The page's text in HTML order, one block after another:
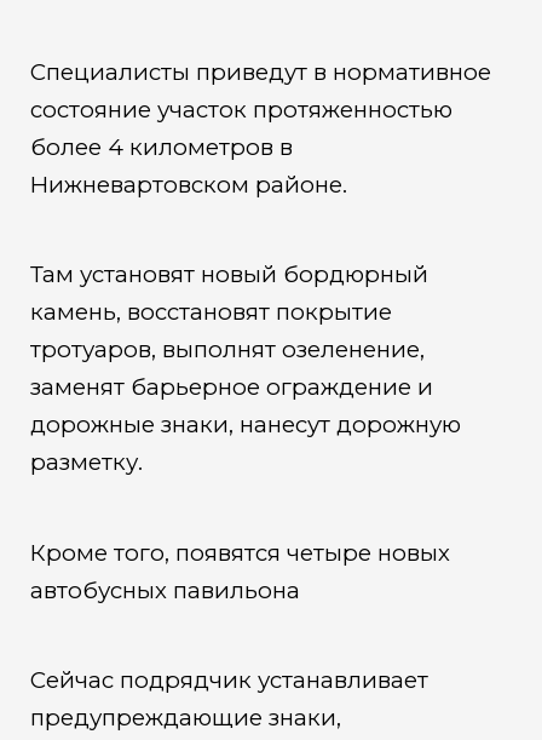
Специалисты приведут в нормативное
состояние участок протяженностью
более 4 километров в
Нижневартовском районе.
Там установят новый бордюрный
камень, восстановят покрытие
тротуаров, выполнят озеленение,
заменят барьерное ограждение и
дорожные знаки, нанесут дорожную
разметку.
Кроме того, появятся четыре новых
автобусных павильона
Сейчас подрядчик устанавливает
предупреждающие знаки,